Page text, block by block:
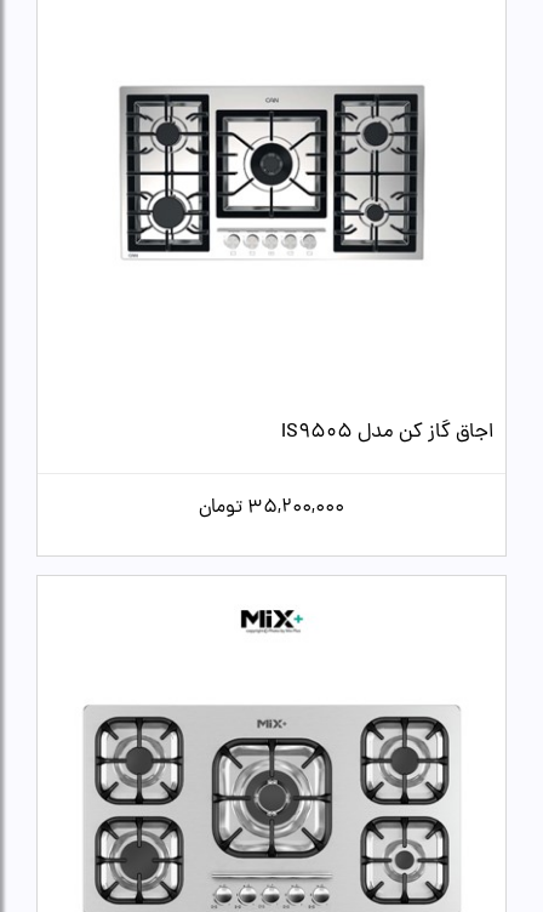
اجاق گاز کن مدل IS9505
35,200,000 تومان